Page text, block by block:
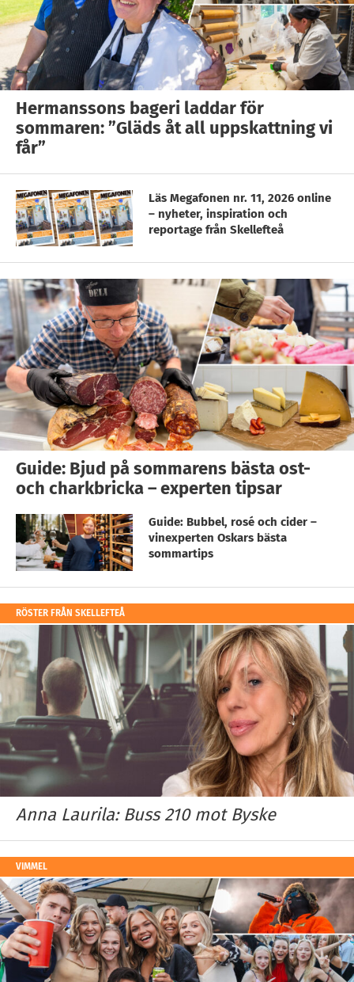
Hermanssons bageri laddar för
sommaren: ”Gläds åt all uppskattning vi
får”
Läs Megafonen nr. 11, 2026 online
– nyheter, inspiration och
reportage från Skellefteå
Guide: Bjud på sommarens bästa ost-
och charkbricka – experten tipsar
Guide: Bubbel, rosé och cider –
vinexperten Oskars bästa
sommartips
RÖSTER FRÅN SKELLEFTEÅ
Anna Laurila: Buss 210 mot Byske
VIMMEL